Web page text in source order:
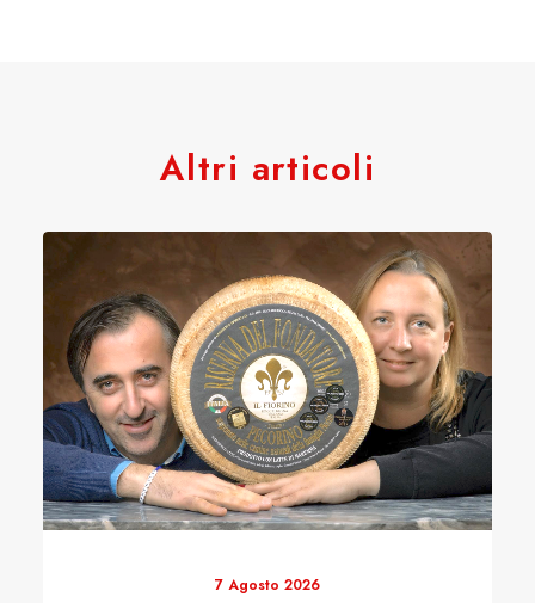
Altri articoli
7 Agosto 2026